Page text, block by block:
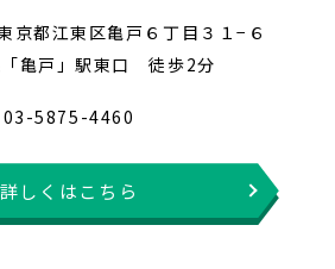
都江東区亀戸６丁目３１−６
亀戸」駅東口 徒歩2分
03-5875-4460
詳しくはこちら